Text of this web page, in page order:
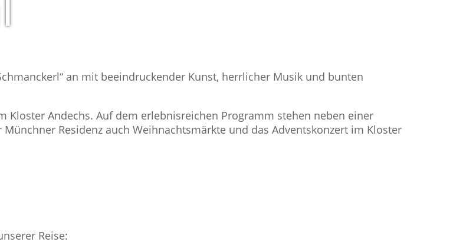
an mit beeindruckender Kunst, herrlicher Musik und bunten
Kloster Andechs. Auf dem erlebnisreichen Programm stehen neben einer
Residenz auch Weihnachtsmärkte und das Adventskonzert im Kloster
Reise: